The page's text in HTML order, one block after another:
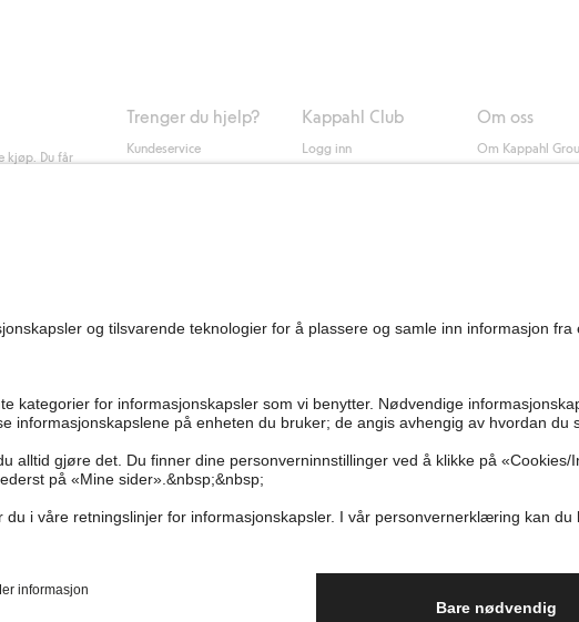
vilkår. Når du klikker på "Fullfør kjøp" godkjenner du Kappahls generelle vilkår.
kjøp. Du får
Trenger du hjelp?
Kundeservice
gavekortet
Kappahl Club
Logg inn
Om oss
Om Kappahl